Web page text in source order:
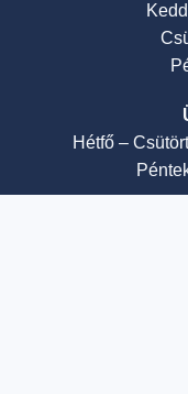
Hétfő –